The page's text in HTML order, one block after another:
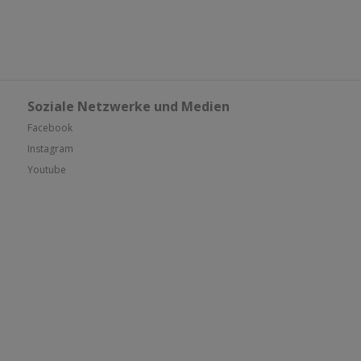
Soziale Netzwerke und Medien
Facebook
Instagram
Youtube